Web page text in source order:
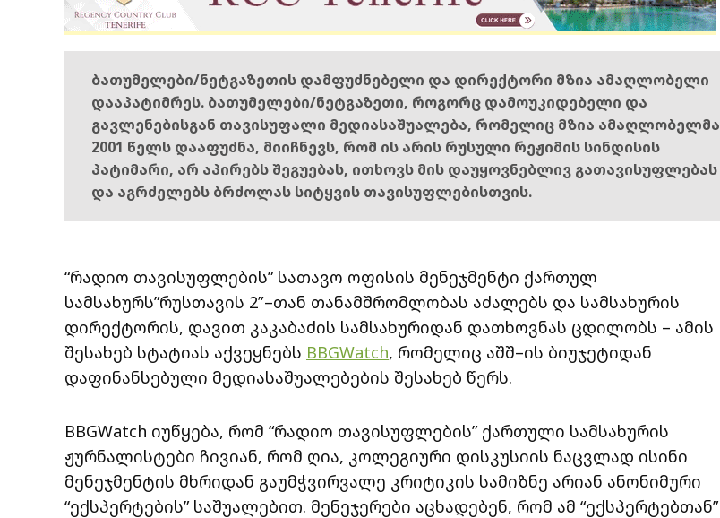
ბათუმელები/ნეტგაზეთის დამფუძნებელი და დირექტორი მზია ამაღლობელი
დააპატიმრეს. ბათუმელები/ნეტგაზეთი, როგორც დამოუკიდებელი და
გავლენებისგან თავისუფალი მედიასაშუალება, რომელიც მზია ამაღლობელმა
2001 წელს დააფუძნა, მიიჩნევს, რომ ის არის რუსული რეჟიმის სინდისის
პატიმარი, არ აპირებს შეგუებას, ითხოვს მის დაუყოვნებლივ გათავისუფლებას
და აგრძელებს ბრძოლას სიტყვის თავისუფლებისთვის.
“რადიო თავისუფლების” სათავო ოფისის მენეჯმენტი ქართულ
სამსახურს”რუსთავის 2″–თან თანამშრომლობას აძალებს და სამსახურის
დირექტორის, დავით კაკაბაძის სამსახურიდან დათხოვნას ცდილობს – ამის
შესახებ სტატიას აქვეყნებს BBGWatch, რომელიც აშშ–ის ბიუჯეტიდან
დაფინანსებული მედიასაშუალებების შესახებ წერს.
BBGWatch იუწყება, რომ “რადიო თავისუფლების” ქართული სამსახურის
ჟურნალისტები ჩივიან, რომ ღია, კოლეგიური დისკუსიის ნაცვლად ისინი
მენეჯმენტის მხრიდან გაუმჭვირვალე კრიტიკის სამიზნე არიან ანონიმური
“ექსპერტების” საშუალებით. მენეჯერები აცხადებენ, რომ ამ “ექსპერტებთან”